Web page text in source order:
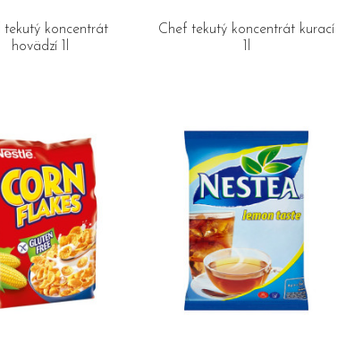
tekutý koncentrát
hovädzí 1l
Chef tekutý koncentrát kurací
1l